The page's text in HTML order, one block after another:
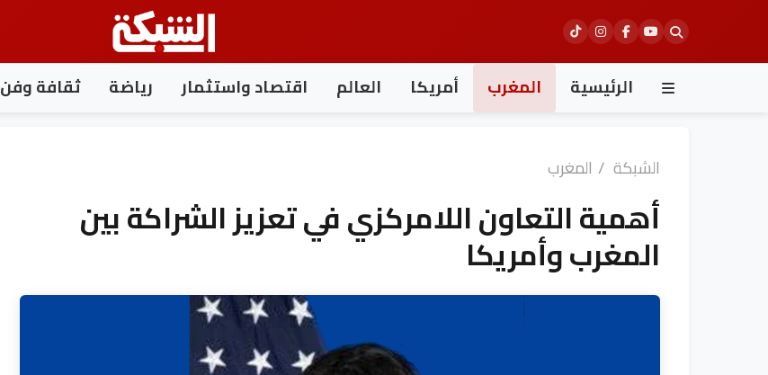
الرئيسية المغرب أمريكا العالم اقتصاد واستثمار رياضة ثقافة وفن
الشبكة / المغرب
أهمية التعاون اللامركزي في تعزيز الشراكة بين
المغرب وأمريكا